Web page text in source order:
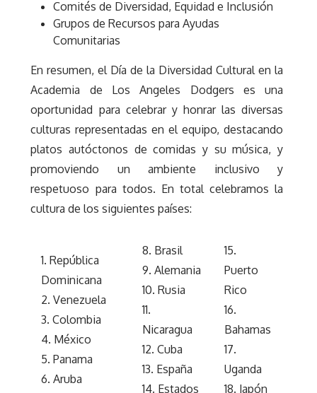
Comités de Diversidad, Equidad e Inclusión
Grupos de Recursos para Ayudas
Comunitarias
En resumen, el Día de la Diversidad Cultural en la
Academia de Los Angeles Dodgers es una
oportunidad para celebrar y honrar las diversas
culturas representadas en el equipo, destacando
platos autóctonos de comidas y su música, y
promoviendo un ambiente inclusivo y
respetuoso para todos. En total celebramos la
cultura de los siguientes países:
1. República
Dominicana
2. Venezuela
3. Colombia
4. México
5. Panama
6. Aruba
8. Brasil
9. Alemania
10. Rusia
11.
Nicaragua
12. Cuba
13. España
14. Estados
15.
Puerto
Rico
16.
Bahamas
17.
Uganda
18. Japón